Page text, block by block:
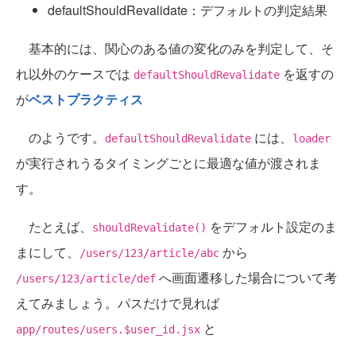
defaultShouldRevalidate：デフォルトの判定結果
基本的には、関心のある値の変化のみを判定して、そ
れ以外のケースでは defaultShouldRevalidate を返すの
がベストプラクティス
のようです。 defaultShouldRevalidate には、 loader
が実行されうるタイミングごとに最適な値が渡されま
す。
たとえば、 shouldRevalidate() をデフォルト設定のま
まにして、
/users/123/article/abc から
/users/123/article/def へ画面遷移した場合について考
えてみましょう。パスだけで見れば
app/routes/users.$user_id.jsx と